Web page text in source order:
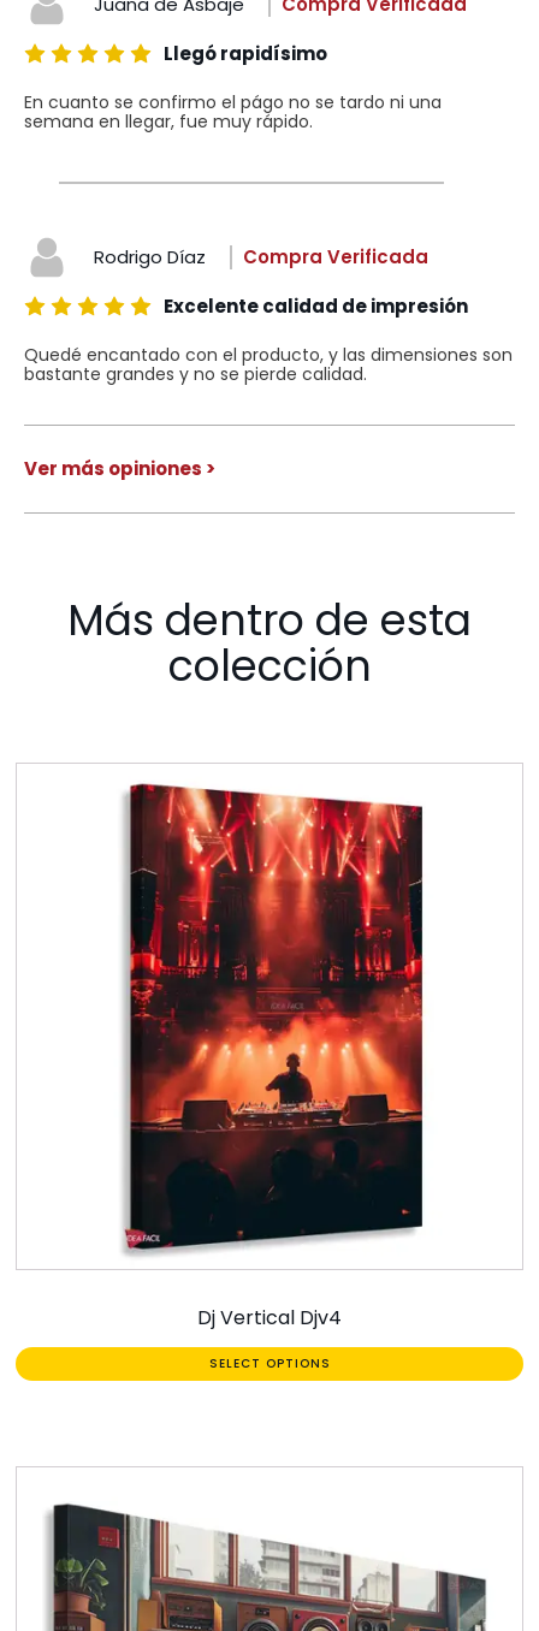
Llegó rapidísimo
En cuanto se confirmo el págo no se tardo ni una
semana en llegar, fue muy rápido.
Rodrigo Díaz
Compra Verificada
Excelente calidad de impresión
Quedé encantado con el producto, y las dimensiones son
bastante grandes y no se pierde calidad.
Ver más opiniones >
Más dentro de esta
colección
Dj Vertical Djv4
SELECT OPTIONS